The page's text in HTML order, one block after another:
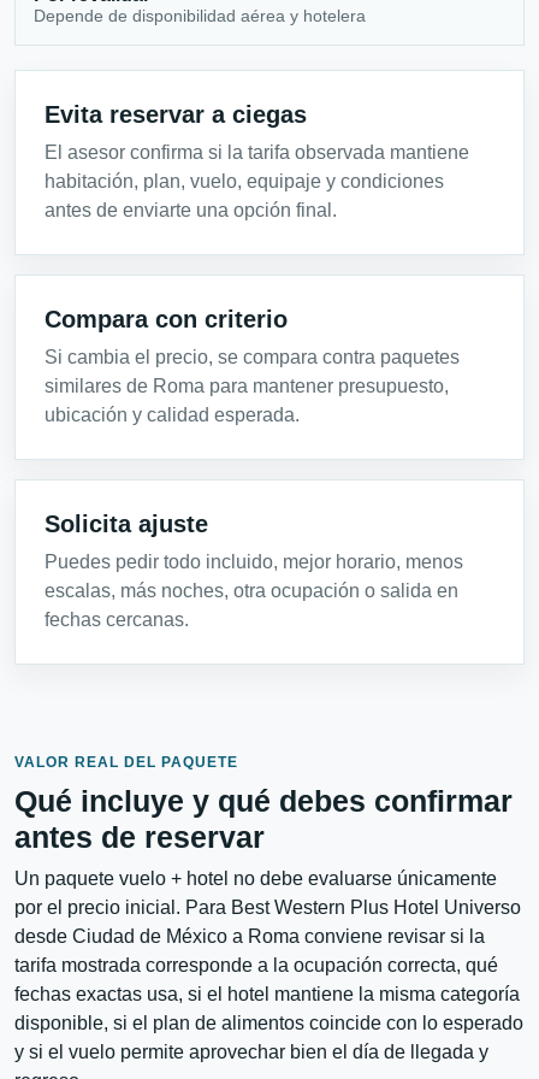
Depende de disponibilidad aérea y hotelera
Evita reservar a ciegas
El asesor confirma si la tarifa observada mantiene
habitación, plan, vuelo, equipaje y condiciones
antes de enviarte una opción final.
Compara con criterio
Si cambia el precio, se compara contra paquetes
similares de Roma para mantener presupuesto,
ubicación y calidad esperada.
Solicita ajuste
Puedes pedir todo incluido, mejor horario, menos
escalas, más noches, otra ocupación o salida en
fechas cercanas.
VALOR REAL DEL PAQUETE
Qué incluye y qué debes confirmar
antes de reservar
Un paquete vuelo + hotel no debe evaluarse únicamente
por el precio inicial. Para Best Western Plus Hotel Universo
desde Ciudad de México a Roma conviene revisar si la
tarifa mostrada corresponde a la ocupación correcta, qué
fechas exactas usa, si el hotel mantiene la misma categoría
disponible, si el plan de alimentos coincide con lo esperado
y si el vuelo permite aprovechar bien el día de llegada y